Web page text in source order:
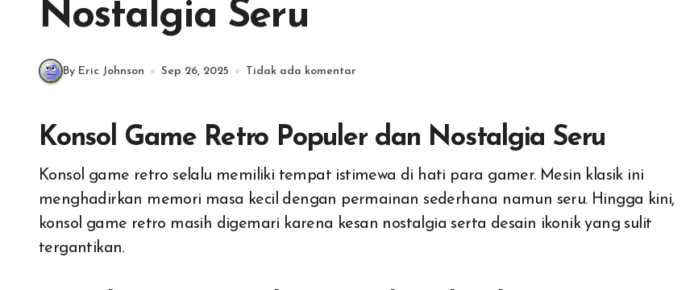
Nostalgia Seru
By Eric Johnson Sep 26, 2025 Tidak ada komentar
Konsol Game Retro Populer dan Nostalgia Seru
Konsol game retro selalu memiliki tempat istimewa di hati para gamer. Mesin klasik ini
menghadirkan memori masa kecil dengan permainan sederhana namun seru. Hingga kini,
konsol game retro masih digemari karena kesan nostalgia serta desain ikonik yang sulit
tergantikan.